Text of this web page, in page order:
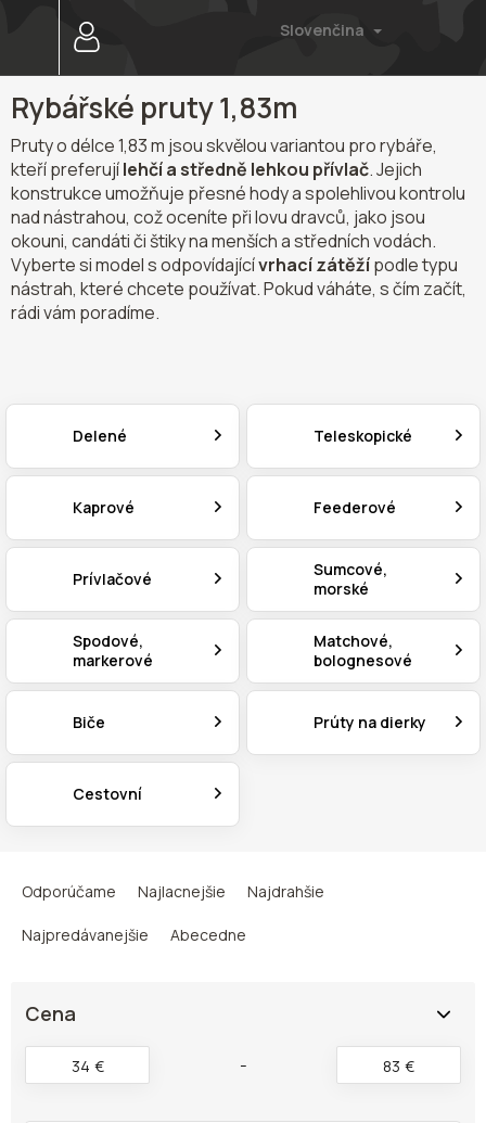
Slovenčina
Rybářské pruty 1,83m
Pruty o délce 1,83 m jsou skvělou variantou pro rybáře,
kteří preferujílehčí a středně lehkou přívlač. Jejich
konstrukce umožňuje přesné hody a spolehlivou kontrolu
nad nástrahou, což oceníte při lovu dravců, jako jsou
okouni, candáti či štiky na menších a středních vodách.
Vyberte si model s odpovídajícívrhací zátěžípodle typu
nástrah, které chcete používat. Pokud váháte, s čím začít,
rádi vám poradíme.
Delené Teleskopické
Kaprové Feederové
Prívlačové
Sumcové,
morské
Spodové,
markerové
Matchové,
bolognesové
Biče Prúty na dierky
Cestovní
e
Odporúčame Najlacnejšie Najdrahšie
Najpredávanejšie Abecedne
Cena
€
34 €
83